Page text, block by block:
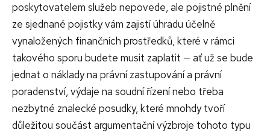
poskytovatelem služeb nepovede, ale pojistné plnění
ze sjednané pojistky vám zajistí úhradu účelně
vynaložených finančních prostředků, které v rámci
takového sporu budete musit zaplatit — ať už se bude
jednat o náklady na právní zastupování a právní
poradenství, výdaje na soudní řízení nebo třeba
nezbytné znalecké posudky, které mnohdy tvoří
důležitou součást argumentační výzbroje tohoto typu